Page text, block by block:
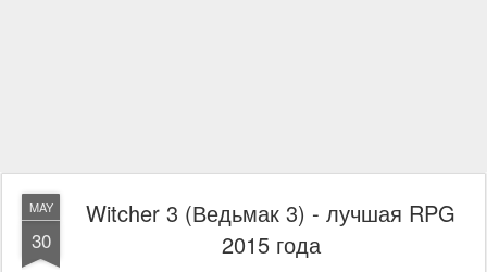
MAY
30
Witcher 3 (Ведьмак 3) - лучшая RPG
2015 года